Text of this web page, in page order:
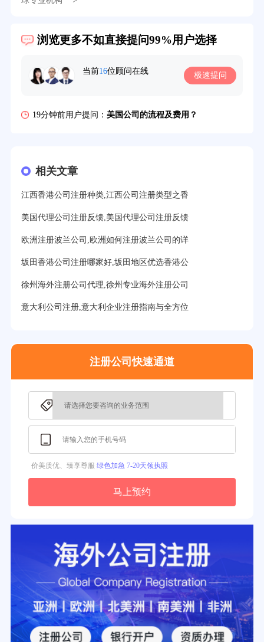
浏览更多不如直接提问99%用户选择
当前16位顾问在线 极速提问
8分钟前用户提问：开曼公司财报要审计吗？
12分钟前用户提问：香港公司所得税税率是多少？
19分钟前用户提问： 美国公司的流程及费用？
32分钟前用户提问： 注册美国公司详细流程有？
35分钟前用户提问： 怎么注册新加坡公司？
37分钟前用户提问： 在美国注册公司选择哪个州比较好？
相关文章
江西香港公司注册种类,江西公司注册类型之香
美国代理公司注册反馈,美国代理公司注册反馈
欧洲注册波兰公司,欧洲如何注册波兰公司的详
坂田香港公司注册哪家好,坂田地区优选香港公
徐州海外注册公司代理,徐州专业海外注册公司
意大利公司注册,意大利企业注册指南与全方位
注册公司快速通道
价美质优、臻享尊服 绿色加急 7-20天领执照
马上预约